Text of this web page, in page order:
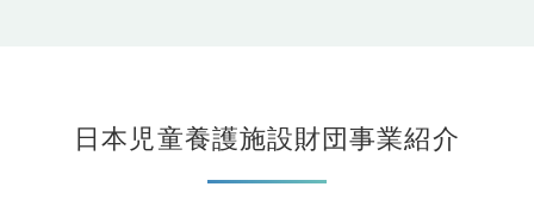
日本児童養護施設財団事業紹介